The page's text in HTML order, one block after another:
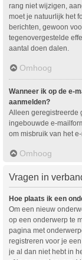
rang niet wijzigen,
moet je natuurlijk het
berichten, gewoon
tegenovergestelde
aantal doen dalen.
Omhoog
Wanneer ik op de e-
aanmelden?
Alleen geregistreerde
ingebouwde e-
om misbruik van het
Omhoog
Vragen in
Hoe plaats ik een
Om een nieuw
op een onderwerp te
pagina met
registreren voor je
je al dan niet hebt in